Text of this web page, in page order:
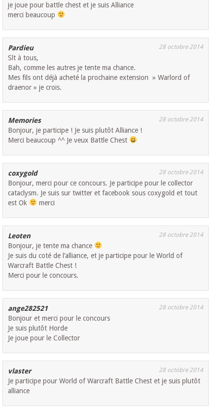
je joue pour battle chest et je suis Alliance
merci beaucoup
Pardieu 28 octobre 2014
Slt à tous,
Bah, comme les autres je tente ma chance.
Mes fils ont déjà acheté la prochaine extension » Warlord of
draenor » je crois.
Memories 28 octobre 2014
Bonjour, je participe ! Je suis plutôt Alliance !
Merci beaucoup ^^ Je veux Battle Chest
coxygold 28 octobre 2014
Bonjour, merci pour ce concours. Je participe pour le collector
cataclysm. Je suis sur twitter et facebook sous coxygold et tout
est Ok
merci
Leoten 28 octobre 2014
Bonjour, je tente ma chance
Je suis du coté de l’alliance, et je participe pour le World of
Warcraft Battle Chest !
Merci pour le concours.
ange282521 28 octobre 2014
Bonjour et merci pour le concours
Je suis plutôt Horde
Je joue pour le Collector
vlaster 28 octobre 2014
Je participe pour World of Warcraft Battle Chest et je suis plutôt
alliance